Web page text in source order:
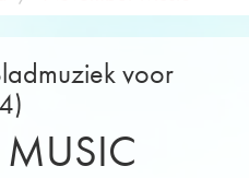
voor
MUSIC